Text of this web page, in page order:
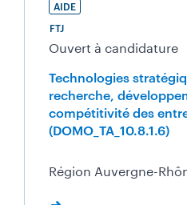
AIDE
FTJ
Ouvert à candidature
Technologies
recherche,
compétitivité des
(DOMO_TA_10.8.1.6)
Région Auvergne-